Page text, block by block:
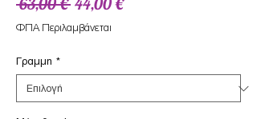
τιμή
ΦΠΑ Περιλαμβάνεται
Γραμμη *